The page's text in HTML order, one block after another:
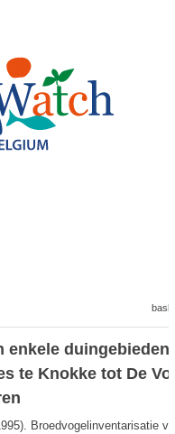
duingebieden
te Knokke tot De
Broedvogelinventarisatie